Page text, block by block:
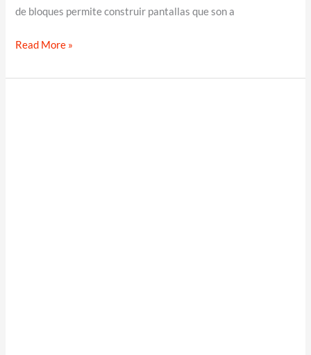
de bloques permite construir pantallas que son a
Calados
Concreto
Read More »